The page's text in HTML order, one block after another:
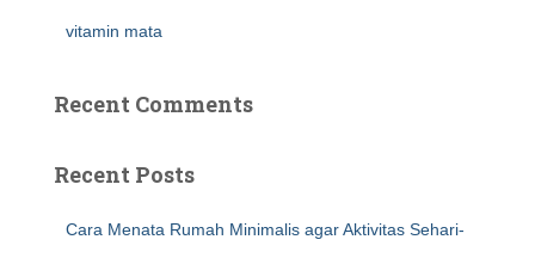
vitamin mata
Recent Comments
Recent Posts
Cara Menata Rumah Minimalis agar Aktivitas Sehari-